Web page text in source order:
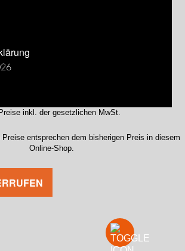
inkl. der gesetzlichen MwSt.
Preise entsprechen dem bisherigen Preis in diesem
Online-Shop.